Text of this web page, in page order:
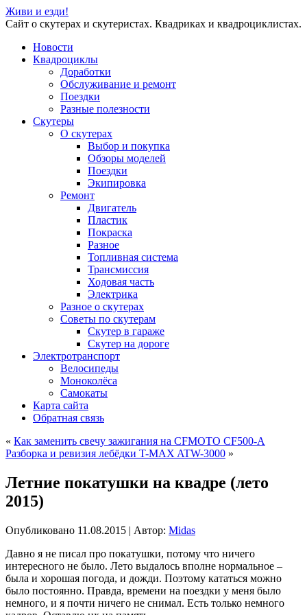
Живи и езди!
Сайт о скутерах и скутеристах. Квадриках и квадроциклистах.
Новости
Квадроциклы
Доработки
Обслуживание и ремонт
Поездки
Разные полезности
Скутеры
О скутерах
Выбор и покупка
Обзоры моделей
Поездки
Экипировка
Ремонт
Двигатель
Пластик
Покраска
Разное
Топливная система
Трансмиссия
Ходовая часть
Электрика
Разное о скутерах
Советы по скутерам
Скутер в гараже
Скутер на дороге
Электротранспорт
Велосипеды
Моноколёса
Самокаты
Карта сайта
Обратная связь
« Как заменить свечу зажигания на CFMOTO CF500-A
Разборка и ревизия лебёдки T-MAX ATW-3000 »
Летние покатушки на квадре (лето
2015)
Опубликовано 11.08.2015 | Автор: Midas
Давно я не писал про покатушки, потому что ничего
интересного не было. Лето выдалось вполне нормальное –
была и хорошая погода, и дожди. Поэтому кататься можно
было постоянно. Правда, времени на поездки у меня было
немного, и я почти ничего не снимал. Есть только немного